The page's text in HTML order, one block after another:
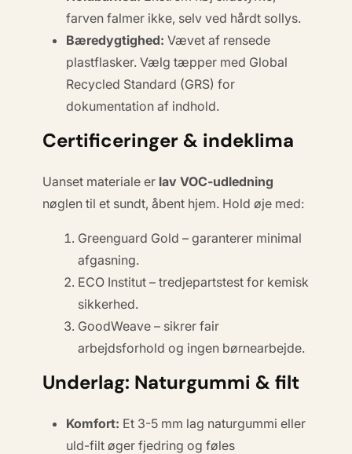
farven falmer ikke, selv ved hårdt sollys.
Bæredygtighed: Vævet af rensede
plastflasker. Vælg tæpper med Global
Recycled Standard (GRS) for
dokumentation af indhold.
Certificeringer & indeklima
Uanset materiale er lav VOC-udledning
nøglen til et sundt, åbent hjem. Hold øje med:
Greenguard Gold – garanterer minimal
afgasning.
ECO Institut – tredjepartstest for kemisk
sikkerhed.
GoodWeave – sikrer fair
arbejdsforhold og ingen børnearbejde.
Underlag: Naturgummi & filt
Komfort: Et 3-5 mm lag naturgummi eller
uld-filt øger fjedring og føles